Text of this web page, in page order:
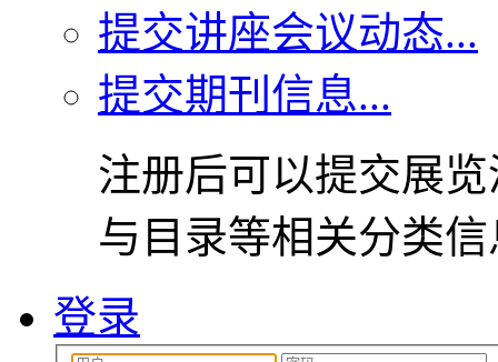
提交讲座会议动态...
提交期刊信息...
注册后可以提交展
与目录等相关分类
登录